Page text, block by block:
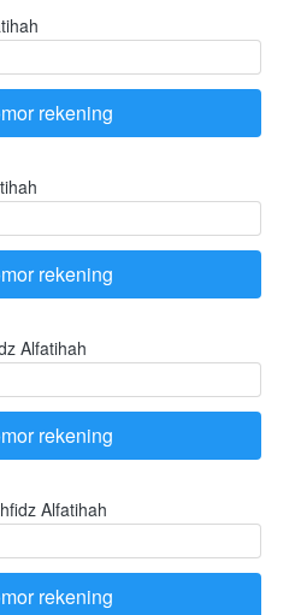
rekening
rekening
Alfatihah
rekening
Alfatihah
rekening